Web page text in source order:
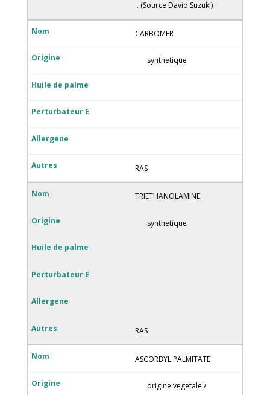
.. (Source David Suzuki)
CARBOMER
synthetique
RAS
TRIETHANOLAMINE
synthetique
RAS
ASCORBYL PALMITATE
origine vegetale /